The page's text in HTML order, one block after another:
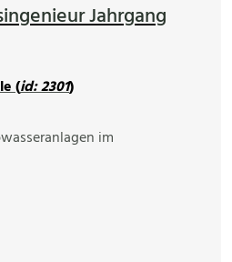
Jahrgang
(id: 2301)
im